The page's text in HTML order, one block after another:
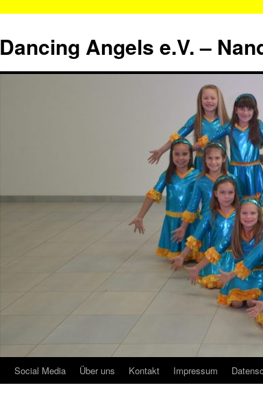
springen
Dancing Angels e.V. –
Social Media Über uns Kontakt Impressum